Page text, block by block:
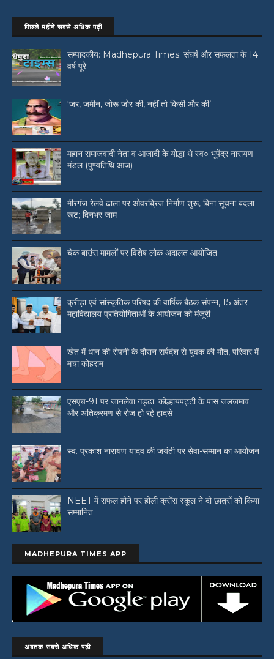
पिछले महीने सबसे अधिक पढ़ी
सम्पादकीय: Madhepura Times: संघर्ष और सफलता के 14
वर्ष पूरे
‘जर, जमीन, जोरू जोर की, नहीं तो किसी और की’
महान समाजवादी नेता व आजादी के योद्धा थे स्व० भूपेंद्र नारायण
मंडल (पुण्यतिथि आज)
मीरगंज रेलवे ढाला पर ओवरब्रिज निर्माण शुरू, बिना सूचना बदला
रूट; दिनभर जाम
चेक बाउंस मामलों पर विशेष लोक अदालत आयोजित
क्रीड़ा एवं सांस्कृतिक परिषद की वार्षिक बैठक संपन्न, 15 अंतर
महाविद्यालय प्रतियोगिताओं के आयोजन को मंजूरी
खेत में धान की रोपनी के दौरान सर्पदंश से युवक की मौत, परिवार में
मचा कोहराम
एसएच-91 पर जानलेवा गड्ढा: कोल्हायपट्टी के पास जलजमाव
और अतिक्रमण से रोज हो रहे हादसे
स्व. प्रकाश नारायण यादव की जयंती पर सेवा-सम्मान का आयोजन
NEET में सफल होने पर होली क्रॉस स्कूल ने दो छात्रों को किया
सम्मानित
MADHEPURA TIMES APP
अबतक सबसे अधिक पढ़ी